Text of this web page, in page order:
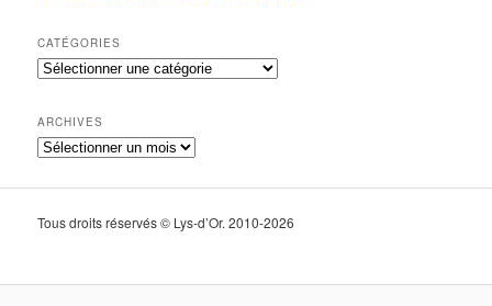
CATÉGORIES
Catégories
ARCHIVES
Archives
Tous droits réservés © Lys-d’Or. 2010-2026